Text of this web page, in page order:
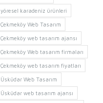
yöresel karadeniz ürünleri
Çekmeköy Web Tasarım
Çekmeköy web tasarım ajansı
Çekmeköy Web tasarım firmaları
Çekmeköy web tasarım fiyatları
Üsküdar Web Tasarım
Üsküdar web tasarım ajansı